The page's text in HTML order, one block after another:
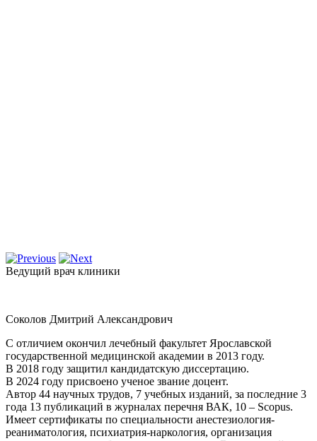
Ведущий врач клиники
Соколов Дмитрий Александрович
С отличием окончил лечебный факультет Ярославской
государственной медицинской академии в 2013 году.
В 2018 году защитил кандидатскую диссертацию.
В 2024 году присвоено ученое звание доцент.
Автор 44 научных трудов, 7 учебных изданий, за последние 3
года 13 публикаций в журналах перечня ВАК, 10 – Scopus.
Имеет сертификаты по специальности анестезиология-
реаниматология, психиатрия-наркология, организация